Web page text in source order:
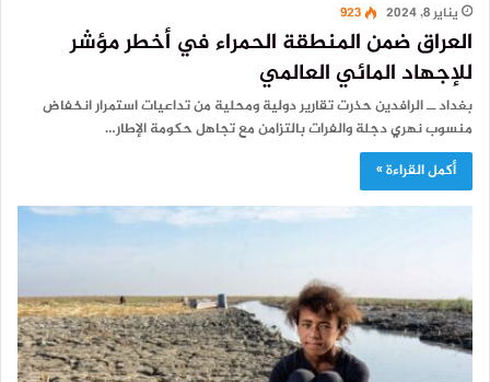
يناير 8, 2024
923
العراق ضمن المنطقة الحمراء في أخطر مؤشر
للإجهاد المائي العالمي
بغداد ــ الرافدين حذرت تقارير دولية ومحلية من تداعيات استمرار انخفاض
منسوب نهري دجلة والفرات بالتزامن مع تجاهل حكومة الإطار…
أكمل القراءة »